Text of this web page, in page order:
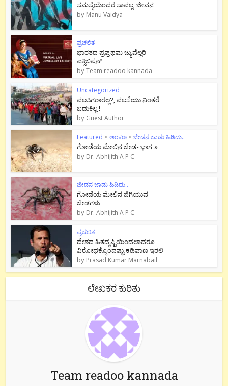
ಸಮಸ್ಯೆಯೆಂದರೆ ಸಾವಲ್ಲ, ಜೀವನ
by Manu Vaidya
ಪ್ರಚಲಿತ
ಭಾರತದ ಪ್ರಪ್ರಥಮ ಜ್ಯುವೆಲ್ಲರಿ
ಎಕ್ಸಿಬಿಷನ್
byTeam readoo kannada
Uncategorized
ವಲಸಿಗರಾರಲ್ಲ?, ವಲಸೆಯು ನಿಂತರೆ
ಬದುಕಿಲ್ಲ !
by Guest Author
Featured • ಅಂಕಣ • ಜೇಡನ ಜಾಡು ಹಿಡಿದು..
ಗೋಡೆಯ ಮೇಲಿನ ಜೇಡ- ಭಾಗ ೨
by Dr. Abhijith A P C
ಜೇಡನ ಜಾಡು ಹಿಡಿದು..
ಗೋಡೆಯ ಮೇಲಿನ ಜಿಗಿಯುವ
ಜೇಡಗಳು
by Dr. Abhijith A P C
ಪ್ರಚಲಿತ
ದೇಶದ ಹಿತದೃಷ್ಟಿಯಿಂದಲಾದರೂ
ವಿರೋಧಕ್ಕೊಂದಷ್ಟು ಕಡಿವಾಣ ಇರಲಿ
by Prasad Kumar Marnabail
ಲೇಖಕರ ಕುರಿತು
Team readoo kannada